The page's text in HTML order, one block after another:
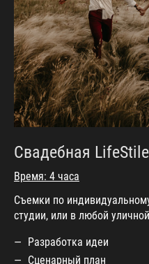
Свадебная
Время: 4 часа
Съемки по
студии, или в любой
Разработка идеи
Сценарный план